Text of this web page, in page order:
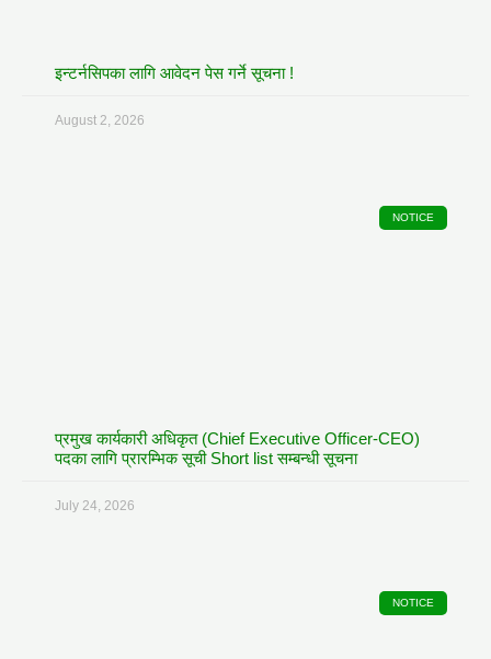
इन्टर्नसिपका लागि आवेदन पेस गर्ने सूचना !
August 2, 2026
NOTICE
प्रमुख कार्यकारी अधिकृत (Chief Executive Officer-CEO)
पदका लागि प्रारम्भिक सूची Short list सम्बन्धी सूचना
July 24, 2026
NOTICE